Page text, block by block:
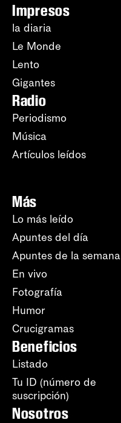
Impresos
la diaria
Le Monde
Lento
Gigantes
Radio
Periodismo
Música
Artículos leídos
Más
Lo más leído
Apuntes del día
Apuntes de la semana
En vivo
Fotografía
Humor
Crucigramas
Beneficios
Listado
Tu ID (número de
suscripción)
Nosotros